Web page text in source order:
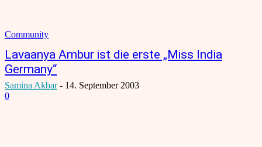
Community
Lavaanya Ambur ist die erste „Miss India
Germany“
Samina Akbar - 14. September 2003
0